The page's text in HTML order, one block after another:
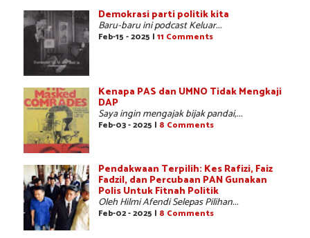
Demokrasi parti politik kita
Baru-baru ini podcast Keluar...
Feb-15 - 2025 | 11 Comments
Kenapa PAS dan UMNO Tidak Mengkaji
DAP
Saya ingin mengajak bijak pandai,...
Feb-03 - 2025 | 8 Comments
Pendakwaan Terpilih: Kes Rafizi, Faiz
Fadzil, dan Percubaan PAN Gunakan
Polis Untuk Fitnah Politik
Oleh Hilmi Afendi Selepas Pilihan...
Feb-02 - 2025 | 8 Comments